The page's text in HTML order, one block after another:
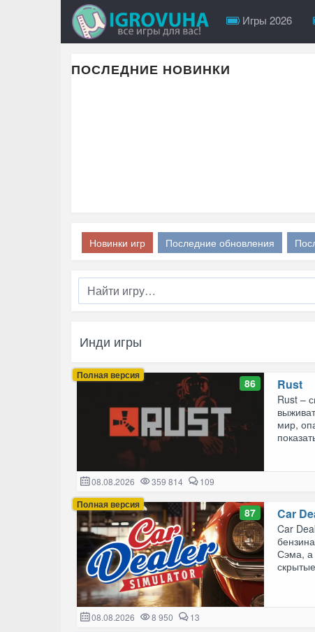
Игры 2026
ПОСЛЕДНИЕ НОВИНКИ
Новинки игр Последние обновления
Инди игры
Полная версия
86 Rust
Rust –
мир,
08.08.2026 359 814 109
Полная версия
87 Car
Car
Сэма, а
08.08.2026 8 950 13